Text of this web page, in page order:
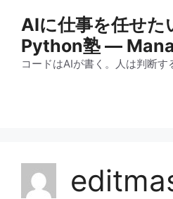
AIに仕事を任せた
Python塾 ―
コードはAIが書く。人は判断す